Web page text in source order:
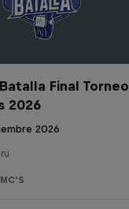
Final Torneo
2026
2026